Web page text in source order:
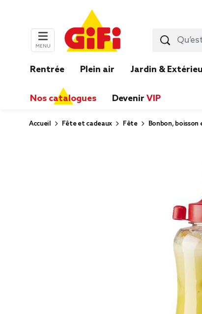
MENU
Rentrée Plein air Jardin &
Nos catalogues Devenir VIP
Accueil Fête et cadeaux Fête Bonbon,